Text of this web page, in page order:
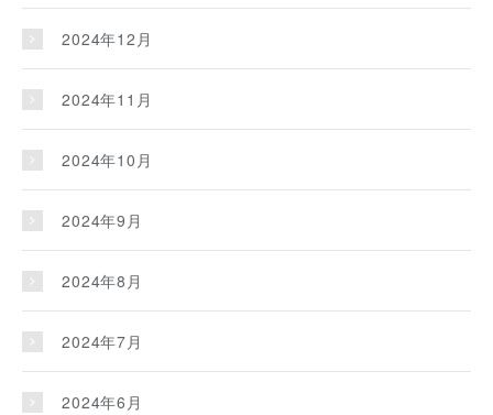
2024年12月
2024年11月
2024年10月
2024年9月
2024年8月
2024年7月
2024年6月